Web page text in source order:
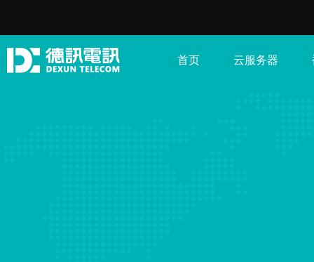
首页 云服务器